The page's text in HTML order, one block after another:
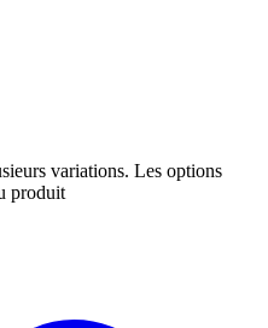
variations. Les options
produit